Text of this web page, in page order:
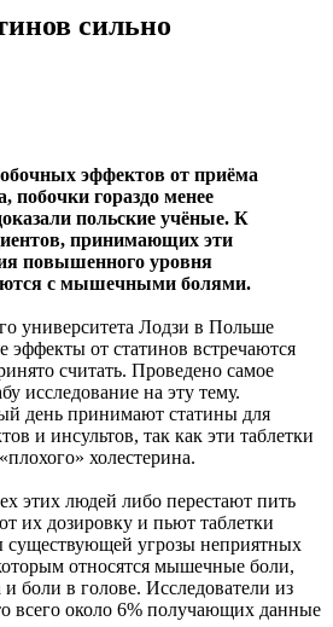
сильно
эффектов от приёма
побочки гораздо менее
польские учёные. К
принимающих эти
повышенного уровня
с мышечными болями.
университета Лодзи в Польше
от статинов встречаются
считать. Проведено самое
исследование на эту тему.
день принимают статины для
и инсультов, так как эти таблетки
холестерина.
этих людей либо перестают пить
их дозировку и пьют таблетки
существующей угрозы неприятных
относятся мышечные боли,
боли в голове. Исследователи из
всего около 6% получающих данные